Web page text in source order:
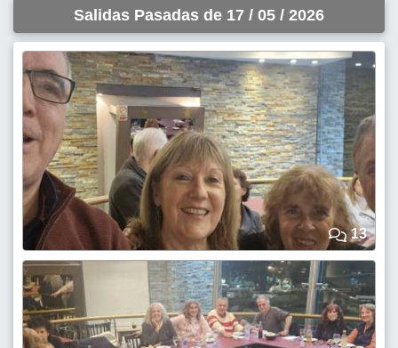
Salidas Pasadas de 17 / 05 / 2026
13